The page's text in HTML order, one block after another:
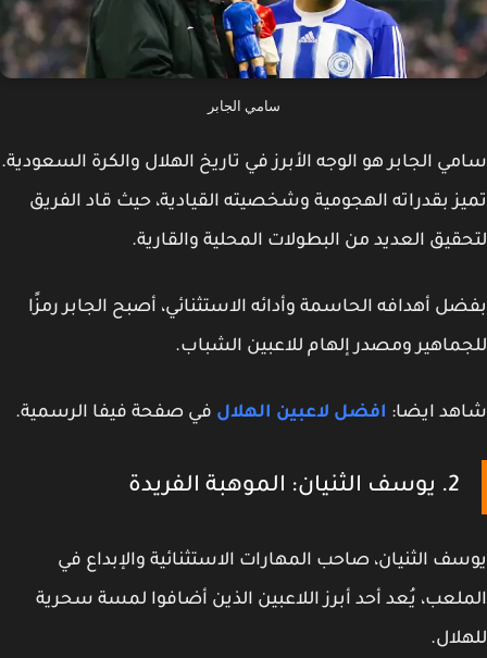
سامي الجابر
الجابر هو الوجه الأبرز في تاريخ الهلال والكرة السعودية.
بقدراته الهجومية وشخصيته القيادية، حيث قاد الفريق
العديد من البطولات المحلية والقارية.
أهدافه الحاسمة وأدائه الاستثنائي، أصبح الجابر رمزًا
ومصدر إلهام للاعبين الشباب.
ايضا:افضل لاعبين الهلالفي صفحة فيفا الرسمية.
الثنيان، صاحب المهارات الاستثنائية والإبداع في
يُعد أحد أبرز اللاعبين الذين أضافوا لمسة سحرية